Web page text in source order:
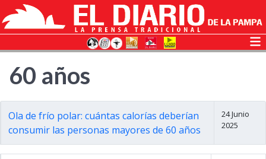
60 años
Ola de frío polar: cuántas calorías deberían
consumir las personas mayores de 60 años
24 Junio
2025